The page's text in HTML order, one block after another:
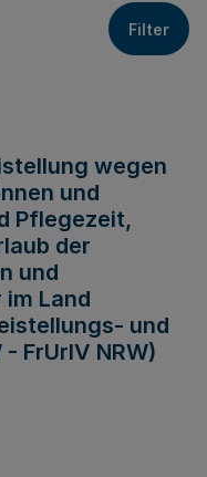
Filter
wegen
und
Pflegezeit,
der
und
Land
und
FrUrlV NRW)